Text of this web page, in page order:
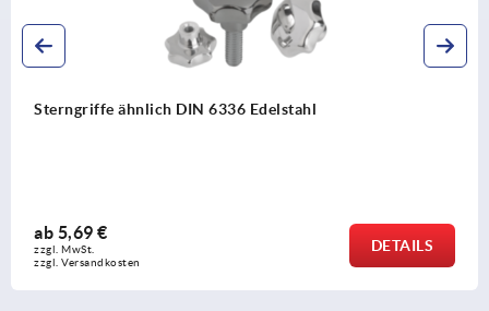
Sterngriffe ähnlich DIN 6336 Edelstahl
ab 5,69 €
zzgl. MwSt.
zzgl. Versandkosten
DETAILS